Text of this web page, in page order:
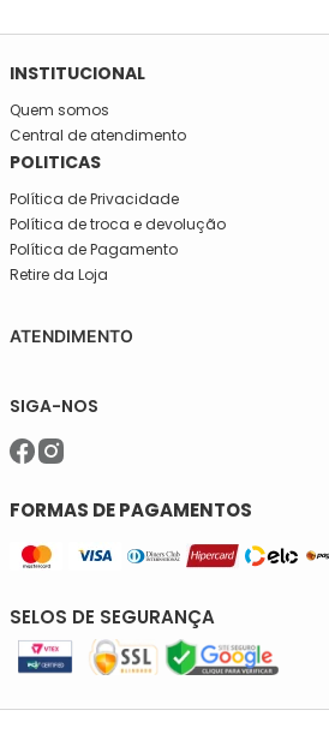
INSTITUCIONAL
Quem somos
Central de atendimento
POLITICAS
Política de Privacidade
Política de troca e devolução
Política de Pagamento
Retire da Loja
ATENDIMENTO
Sexta, das 08:30 às 16h30.
Telefone: (11)5627-7800
WhatsApp: (11)94238-1925
sac@meiassaojose.com.br
SIGA-NOS
FORMAS DE PAGAMENTOS
SELOS DE SEGURANÇA